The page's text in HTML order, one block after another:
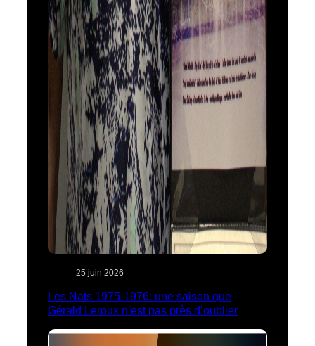
25 juin 2026
Les Nats 1975-1976: une saison que
Gérald Leroux n’est pas près d’oublier